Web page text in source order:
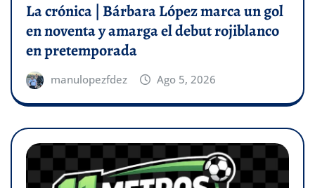
La crónica | Bárbara López marca un gol
en noventa y amarga el debut rojiblanco
en pretemporada
manulopezfdez Ago 5, 2026